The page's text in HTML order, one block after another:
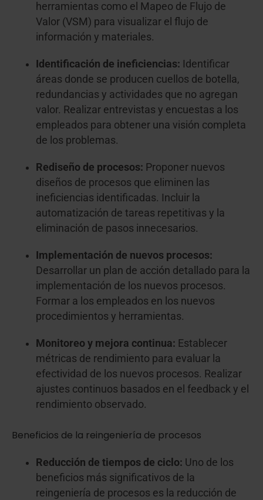
herramientas como el Mapeo de Flujo de
Valor (VSM) para visualizar el flujo de
información y materiales.
Identificación de ineficiencias: Identificar
áreas donde se producen cuellos de botella,
redundancias y actividades que no agregan
valor. Realizar entrevistas y encuestas a los
empleados para obtener una visión completa
de los problemas.
Rediseño de procesos: Proponer nuevos
diseños de procesos que eliminen las
ineficiencias identificadas. Incluir la
automatización de tareas repetitivas y la
eliminación de pasos innecesarios.
Implementación de nuevos procesos:
Desarrollar un plan de acción detallado para la
implementación de los nuevos procesos.
Formar a los empleados en los nuevos
procedimientos y herramientas.
Monitoreo y mejora continua: Establecer
métricas de rendimiento para evaluar la
efectividad de los nuevos procesos. Realizar
ajustes continuos basados en el feedback y el
rendimiento observado.
Beneficios de la reingeniería de procesos
Reducción de tiempos de ciclo: Uno de los
beneficios más significativos de la
reingeniería de procesos es la reducción de